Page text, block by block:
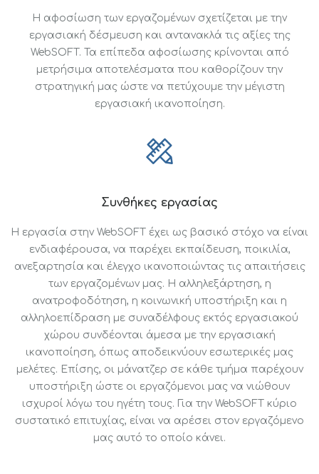
Η αφοσίωση των εργαζομένων σχετίζεται με την
εργασιακή δέσμευση και αντανακλά τις αξίες της
WebSOFT. Τα επίπεδα αφοσίωσης κρίνονται από
μετρήσιμα αποτελέσματα που καθορίζουν την
στρατηγική μας ώστε να πετύχουμε την μέγιστη
εργασιακή ικανοποίηση.
Συνθήκες εργασίας
Η εργασία στην WebSOFT έχει ως βασικό στόχο να είναι
ενδιαφέρουσα, να παρέχει εκπαίδευση, ποικιλία,
ανεξαρτησία και έλεγχο ικανοποιώντας τις απαιτήσεις
των εργαζομένων μας. Η αλληλεξάρτηση, η
ανατροφοδότηση, η κοινωνική υποστήριξη και η
αλληλοεπίδραση με συναδέλφους εκτός εργασιακού
χώρου συνδέονται άμεσα με την εργασιακή
ικανοποίηση, όπως αποδεικνύουν εσωτερικές μας
μελέτες. Επίσης, οι μάνατζερ σε κάθε τμήμα παρέχουν
υποστήριξη ώστε οι εργαζόμενοι μας να νιώθουν
ισχυροί λόγω του ηγέτη τους. Για την WebSOFT κύριο
συστατικό επιτυχίας, είναι να αρέσει στον εργαζόμενο
μας αυτό το οποίο κάνει.